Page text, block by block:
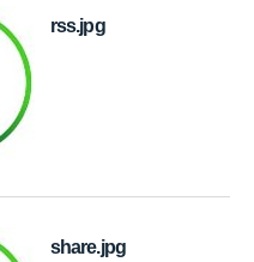
rss.jpg
share.jpg